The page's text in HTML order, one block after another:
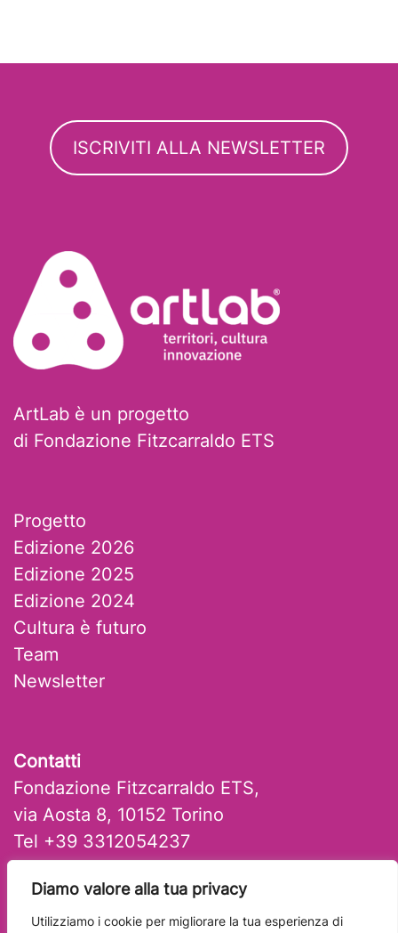
Diamo valore alla tua privacy
Utilizziamo i cookie per migliorare la tua esperienza di
ISCRIVITI ALLA NEWSLETTER
ArtLab è un progetto
di Fondazione Fitzcarraldo ETS
Progetto
Edizione 2026
Edizione 2025
Edizione 2024
Cultura è futuro
Team
Newsletter
Contatti
Fondazione Fitzcarraldo ETS,
via Aosta 8, 10152 Torino
Tel +39 3312054237